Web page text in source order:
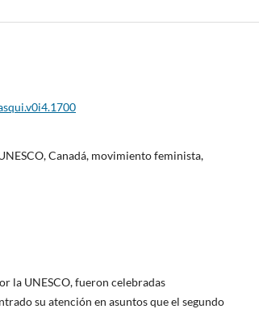
Canadá, movimiento feminista,
la UNESCO, fueron celebradas
su atención en asuntos que el segundo